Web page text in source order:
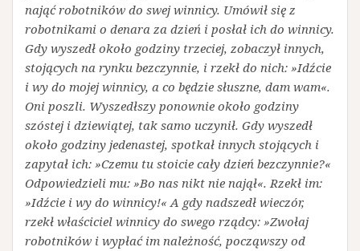
nająć robotników do swej winnicy. Umówił się z
robotnikami o denara za dzień i posłał ich do winnicy.
Gdy wyszedł około godziny trzeciej, zobaczył innych,
stojących na rynku bezczynnie, i rzekł do nich: »Idźcie
i wy do mojej winnicy, a co będzie słuszne, dam wam«.
Oni poszli. Wyszedłszy ponownie około godziny
szóstej i dziewiątej, tak samo uczynił. Gdy wyszedł
około godziny jedenastej, spotkał innych stojących i
zapytał ich: »Czemu tu stoicie cały dzień bezczynnie?«
Odpowiedzieli mu: »Bo nas nikt nie najął«. Rzekł im:
»Idźcie i wy do winnicy!« A gdy nadszedł wieczór,
rzekł właściciel winnicy do swego rządcy: »Zwołaj
robotników i wypłać im należność, począwszy od